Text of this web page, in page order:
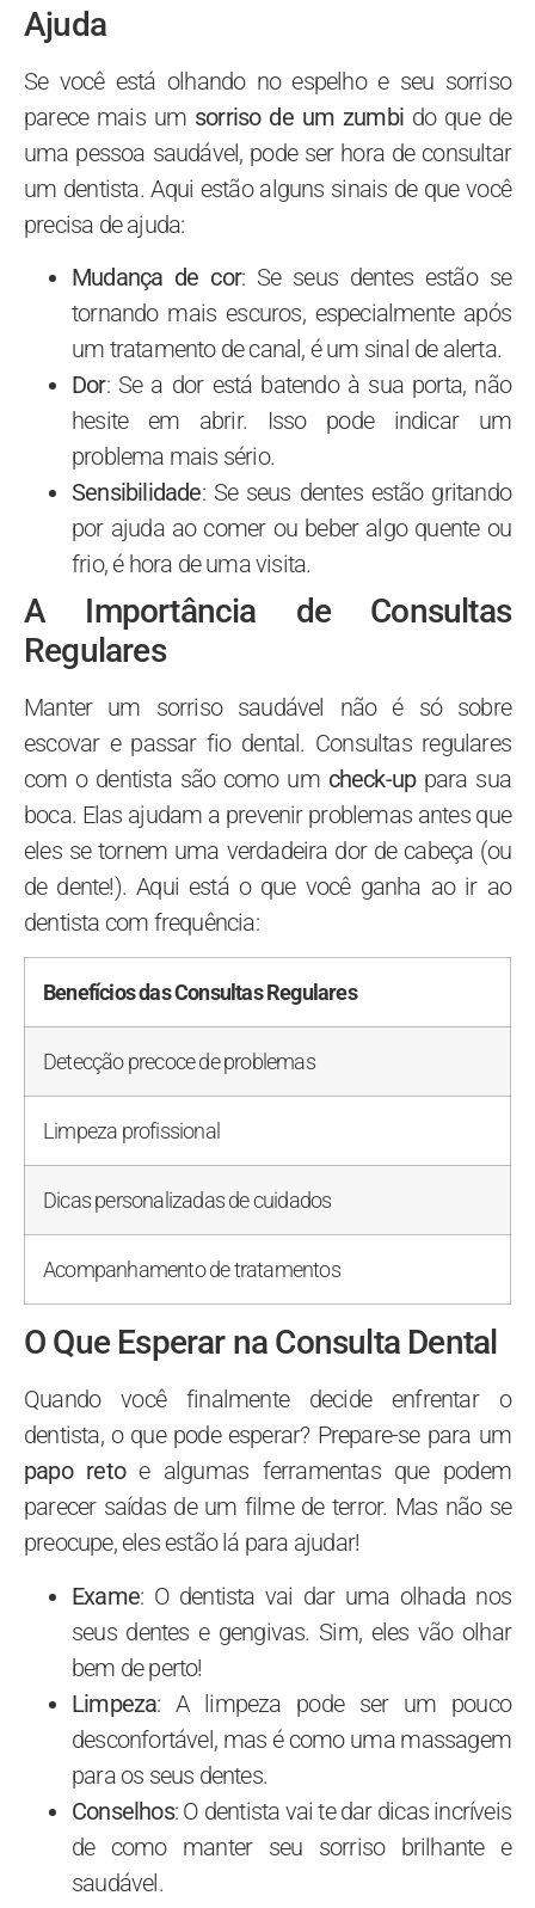
Ajuda
Se você está olhando no espelho e seu sorriso
parece mais um sorriso de um zumbido que de
uma pessoa saudável, pode ser hora de consultar
um dentista. Aqui estão alguns sinais de que você
precisa de ajuda:
Mudança de cor: Se seus dentes estão se
tornando mais escuros, especialmente após
um tratamento de canal, é um sinal de alerta.
Dor: Se a dor está batendo à sua porta, não
hesite em abrir. Isso pode indicar um
problema mais sério.
Sensibilidade: Se seus dentes estão gritando
por ajuda ao comer ou beber algo quente ou
frio, é hora de uma visita.
A Importância de Consultas
Regulares
Manter um sorriso saudável não é só sobre
escovar e passar fio dental. Consultas regulares
com o dentista são como um check-uppara sua
boca. Elas ajudam a prevenir problemas antes que
eles se tornem uma verdadeira dor de cabeça (ou
de dente!). Aqui está o que você ganha ao ir ao
dentista com frequência:
Benefícios das Consultas Regulares
Detecção precoce de problemas
Limpeza profissional
Dicas personalizadas de cuidados
Acompanhamento de tratamentos
O Que Esperar na Consulta Dental
Quando você finalmente decide enfrentar o
dentista, o que pode esperar? Prepare-se para um
papo retoe algumas ferramentas que podem
parecer saídas de um filme de terror. Mas não se
preocupe, eles estão lá para ajudar!
Exame: O dentista vai dar uma olhada nos
seus dentes e gengivas. Sim, eles vão olhar
bem de perto!
Limpeza: A limpeza pode ser um pouco
desconfortável, mas é como uma massagem
para os seus dentes.
Conselhos: O dentista vai te dar dicas incríveis
de como manter seu sorriso brilhante e
saudável.